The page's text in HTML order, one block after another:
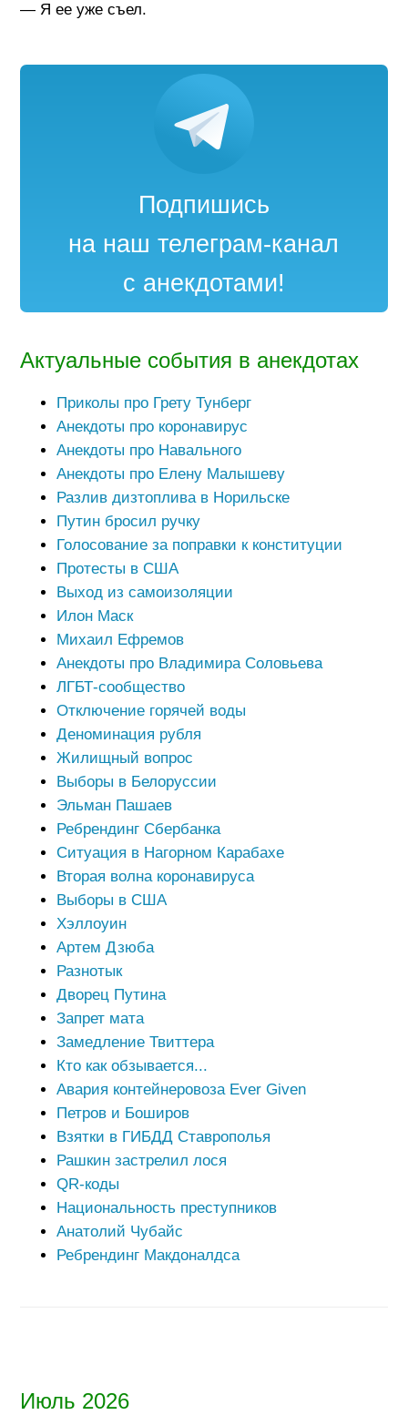
Июль 2026
— Я ее уже съел.
Подпишись
на наш телеграм-канал
с анекдотами!
Актуальные события в анекдотах
Приколы про Грету Тунберг
Анекдоты про коронавирус
Анекдоты про Навального
Анекдоты про Елену Малышеву
Разлив дизтоплива в Норильске
Путин бросил ручку
Голосование за поправки к конституции
Протесты в США
Выход из самоизоляции
Илон Маск
Михаил Ефремов
Анекдоты про Владимира Соловьева
ЛГБТ-сообщество
Отключение горячей воды
Деноминация рубля
Жилищный вопрос
Выборы в Белоруссии
Эльман Пашаев
Ребрендинг Сбербанка
Ситуация в Нагорном Карабахе
Вторая волна коронавируса
Выборы в США
Хэллоуин
Артем Дзюба
Разнотык
Дворец Путина
Запрет мата
Замедление Твиттера
Кто как обзывается...
Авария контейнеровоза Ever Given
Петров и Боширов
Взятки в ГИБДД Ставрополья
Рашкин застрелил лося
QR-коды
Национальность преступников
Анатолий Чубайс
Ребрендинг Макдоналдса